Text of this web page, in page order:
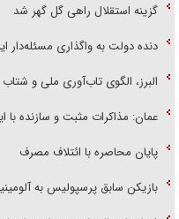
گزینه استقلال راهی گل گهر شد
دنده دولت به واگذاری مسئله‌دار
البرز، الگوی تاب‌آوری ملی و
عمان: مذاکرات مثبت و سازنده با
پایان محاصره با ائتلاف مصرف
بازیکن سابق پرسپولیس به